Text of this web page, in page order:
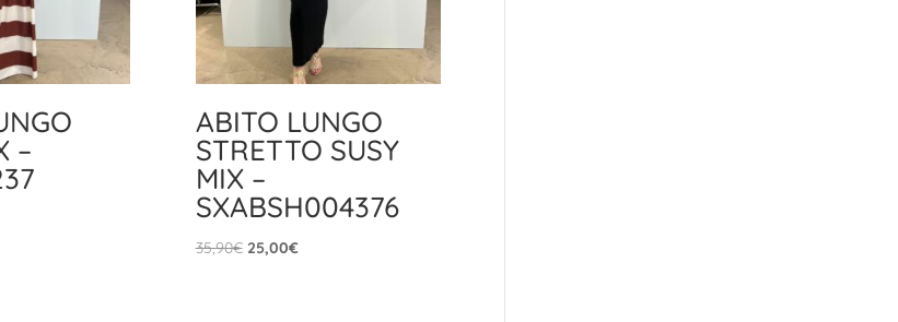
–
ABITO LUNGO
STRETTO SUSY
MIX –
SXABSH004376
35,90€ Il
25,00€Il